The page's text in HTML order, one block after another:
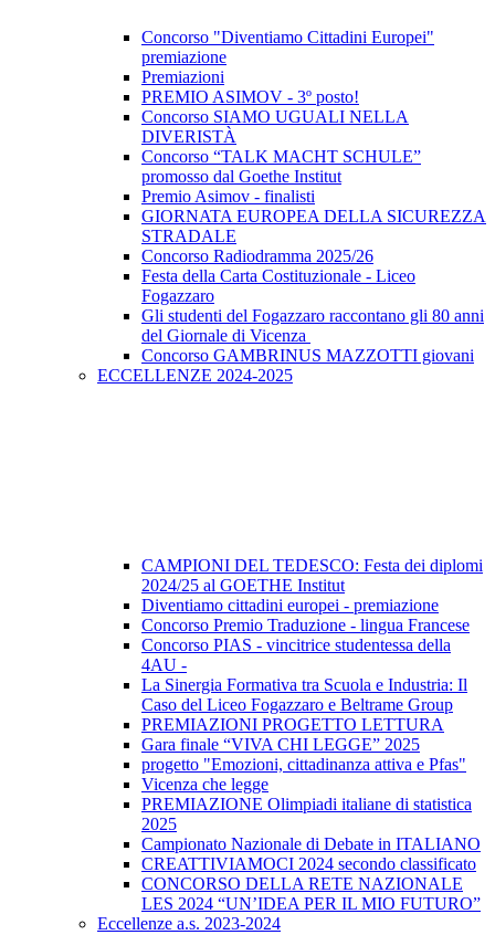
Concorso "Diventiamo Cittadini Europei"
premiazione
Premiazioni
PREMIO ASIMOV - 3º posto!
Concorso SIAMO UGUALI NELLA
DIVERISTÀ
Concorso “TALK MACHT SCHULE”
promosso dal Goethe Institut
Premio Asimov - finalisti
GIORNATA EUROPEA DELLA SICUREZZA
STRADALE
Concorso Radiodramma 2025/26
Festa della Carta Costituzionale - Liceo
Fogazzaro
Gli studenti del Fogazzaro raccontano gli 80 anni
del Giornale di Vicenza
Concorso GAMBRINUS MAZZOTTI giovani
ECCELLENZE 2024-2025
CAMPIONI DEL TEDESCO: Festa dei diplomi
2024/25 al GOETHE Institut
Diventiamo cittadini europei - premiazione
Concorso Premio Traduzione - lingua Francese
Concorso PIAS - vincitrice studentessa della
4AU -
La Sinergia Formativa tra Scuola e Industria: Il
Caso del Liceo Fogazzaro e Beltrame Group
PREMIAZIONI PROGETTO LETTURA
Gara finale “VIVA CHI LEGGE” 2025
progetto "Emozioni, cittadinanza attiva e Pfas"
Vicenza che legge
PREMIAZIONE Olimpiadi italiane di statistica
2025
Campionato Nazionale di Debate in ITALIANO
CREATTIVIAMOCI 2024 secondo classificato
CONCORSO DELLA RETE NAZIONALE
LES 2024 “UN’IDEA PER IL MIO FUTURO”
Eccellenze a.s. 2023-2024